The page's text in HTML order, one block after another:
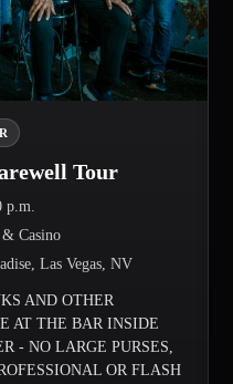
Tour
p.m.
& Casino
Las Vegas, NV
AND OTHER
AT THE BAR INSIDE
- NO LARGE PURSES,
OR FLASH